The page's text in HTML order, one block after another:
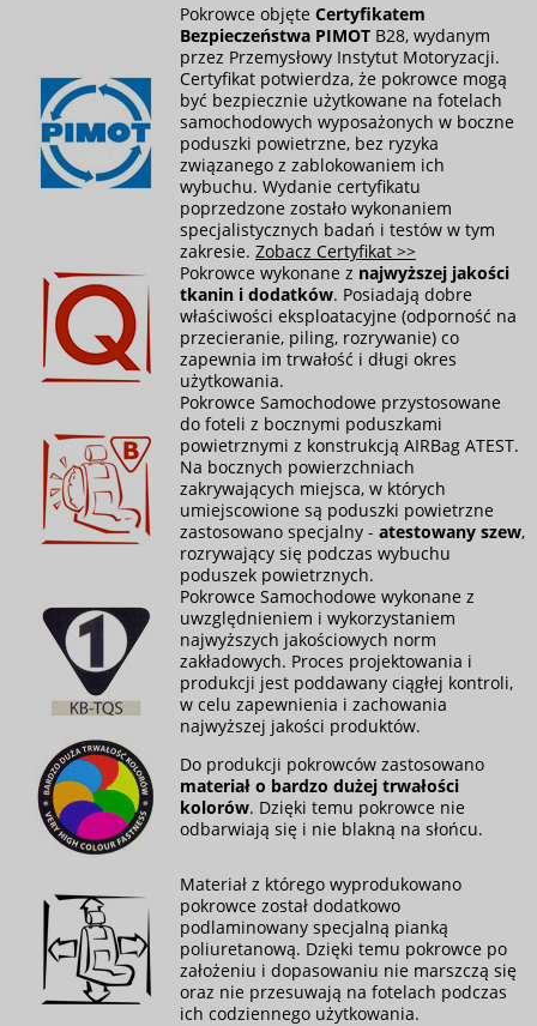
Pokrowce objęte Certyfikatem
Bezpieczeństwa PIMOT B28, wydanym
przez Przemysłowy Instytut Motoryzacji.
Certyfikat potwierdza, że pokrowce mogą
być bezpiecznie użytkowane na fotelach
samochodowych wyposażonych w boczne
poduszki powietrzne, bez ryzyka
związanego z zablokowaniem ich
wybuchu. Wydanie certyfikatu
poprzedzone zostało wykonaniem
specjalistycznych badań i testów w tym
zakresie. Zobacz Certyfikat >>
Pokrowce wykonane z najwyższej jakości
tkanin i dodatków. Posiadają dobre
właściwości eksploatacyjne (odporność na
przecieranie, piling, rozrywanie) co
zapewnia im trwałość i długi okres
użytkowania.
Pokrowce Samochodowe przystosowane
do foteli z bocznymi poduszkami
powietrznymi z konstrukcją AIRBag ATEST.
Na bocznych powierzchniach
zakrywających miejsca, w których
umiejscowione są poduszki powietrzne
zastosowano specjalny - atestowany szew,
rozrywający się podczas wybuchu
poduszek powietrznych.
Pokrowce Samochodowe wykonane z
uwzględnieniem i wykorzystaniem
najwyższych jakościowych norm
zakładowych. Proces projektowania i
produkcji jest poddawany ciągłej kontroli,
w celu zapewnienia i zachowania
najwyższej jakości produktów.
Do produkcji pokrowców zastosowano
materiał o bardzo dużej trwałości
kolorów. Dzięki temu pokrowce nie
odbarwiają się i nie blakną na słońcu.
Materiał z którego wyprodukowano
pokrowce został dodatkowo
podlaminowany specjalną pianką
poliuretanową. Dzięki temu pokrowce po
założeniu i dopasowaniu nie marszczą się
oraz nie przesuwają na fotelach podczas
ich codziennego użytkowania.